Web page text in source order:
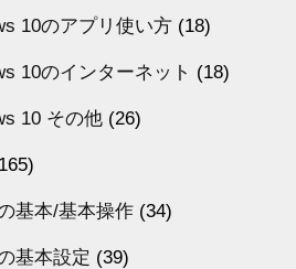
10のアプリ使い方 (18)
10のインターネット (18)
10 その他 (26)
基本/基本操作 (34)
基本設定 (39)